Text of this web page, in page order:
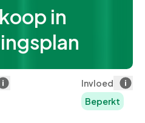
in
Invloed
Beperkt